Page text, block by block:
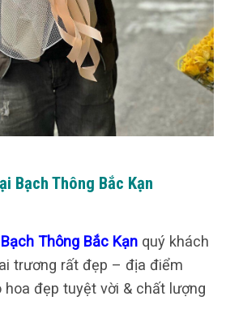
Bạch Thông Bắc Kạn
Thông Bắc Kạn quý khách
trương rất đẹp – địa điểm
hoa đẹp tuyệt vời & chất lượng